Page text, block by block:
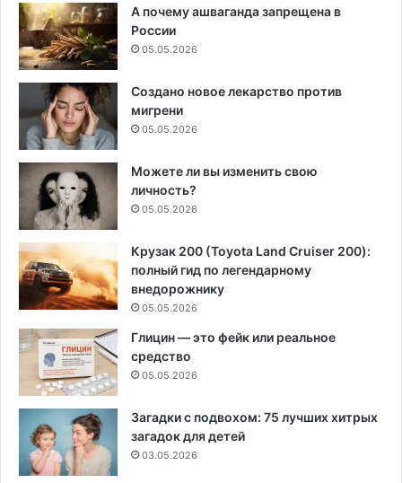
А почему ашваганда запрещена в
России
05.05.2026
Создано новое лекарство против
мигрени
05.05.2026
Можете ли вы изменить свою
личность?
05.05.2026
Крузак 200 (Toyota Land Cruiser 200):
полный гид по легендарному
внедорожнику
05.05.2026
Глицин — это фейк или реальное
средство
05.05.2026
Загадки с подвохом: 75 лучших хитрых
загадок для детей
03.05.2026